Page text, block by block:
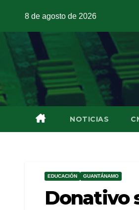
8 de agosto de 2026
NOTICIAS
EDUCACIÓN GUANTÁNAMO
Donativo